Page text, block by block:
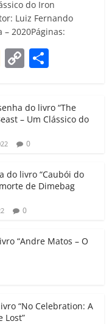
do Iron
Luiz Fernando
2020Páginas:
G
gl
e
Cl
a
ss
ro
o
C
p
y
Li
k
m
p
h
ar
do livro “The
– Um Clássico do
0
do livro “Caubói do
de Dimebag
0
“Andre Matos – O
“No Celebration: A
Lost”